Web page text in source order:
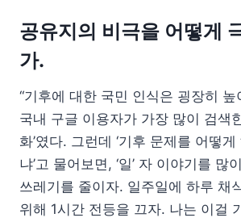
공유지의 비극을 어떻게
가.
“기후에 대한 국민 인식은 굉장히
국내 구글 이용자가 가장 많이 검색
화’였다. 그런데 ‘기후 문제를 어떻
냐’고 물어보면, ‘일’ 자 이야기를 많
쓰레기를 줄이자. 일주일에 하루 채
위해 1시간 전등을 끄자. 나는 이걸